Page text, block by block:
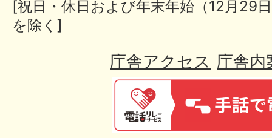
[祝日・休日および年末年始（12月29
を除く]
庁舎アクセス 庁舎内